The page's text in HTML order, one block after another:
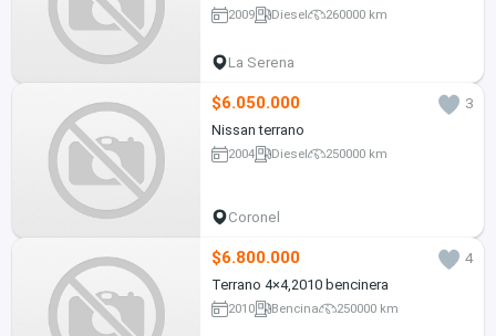
2009 Diesel 260000 km
La Serena
$6.050.000
3
Nissan terrano
2004 Diesel 250000 km
Coronel
$6.800.000
4
Terrano 4×4,2010 bencinera
2010 Bencina 250000 km